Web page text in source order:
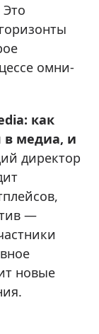
омни-
как
в медиа, и
директор
—
новые